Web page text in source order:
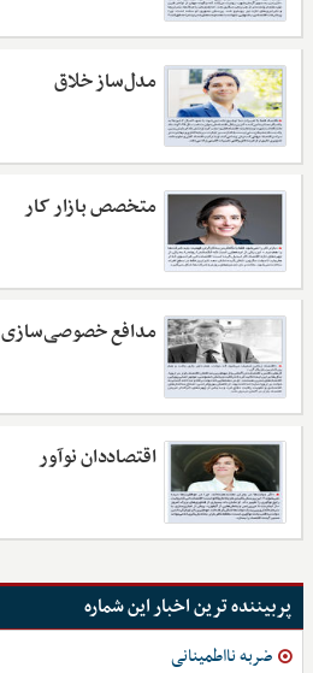
مدل‌ساز خلاق
متخصص بازار کار
مدافع خصوصی‌سازی
اقتصاددان نوآور
پربیننده ترین اخبار این شماره
ضربه نااطمینانی